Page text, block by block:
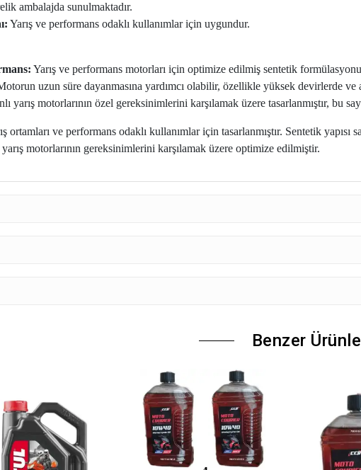
ambalajda sunulmaktadır.
Yarış ve performans odaklı kullanımlar için uygundur.
Yarış ve performans motorları için optimize edilmiş sentetik
uzun süre dayanmasına yardımcı olabilir, özellikle yüksek devirlerde
yarış motorlarının özel gereksinimlerini karşılamak üzere tasarlanmıştır, bu
ortamları ve performans odaklı kullanımlar için tasarlanmıştır. Sentetik yapısı
motorlarının gereksinimlerini karşılamak üzere optimize edilmiştir.
Benzer